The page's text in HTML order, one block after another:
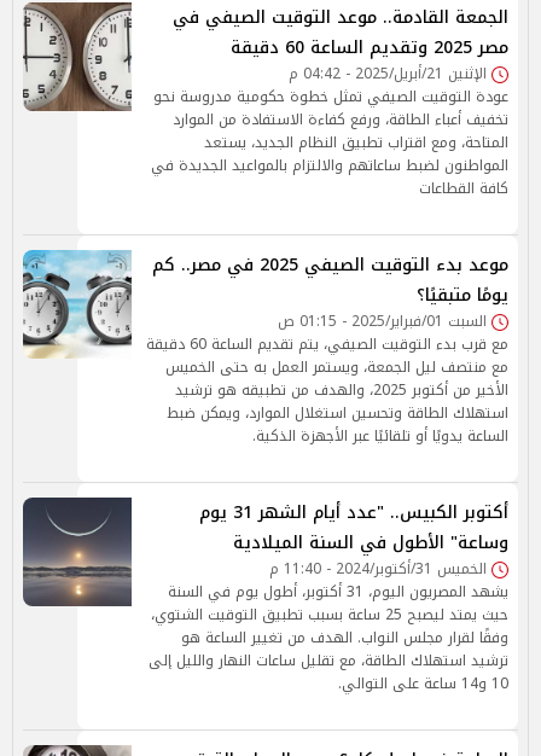
الجمعة القادمة.. موعد التوقيت الصيفي في
مصر 2025 وتقديم الساعة 60 دقيقة
الإثنين 21/أبريل/2025 - 04:42 م
عودة التوقيت الصيفي تمثل خطوة حكومية مدروسة نحو
تخفيف أعباء الطاقة، ورفع كفاءة الاستفادة من الموارد
المتاحة، ومع اقتراب تطبيق النظام الجديد، يستعد
المواطنون لضبط ساعاتهم والالتزام بالمواعيد الجديدة في
كافة القطاعات
موعد بدء التوقيت الصيفي 2025 في مصر.. كم
يومًا متبقيًا؟
السبت 01/فبراير/2025 - 01:15 ص
مع قرب بدء التوقيت الصيفي، يتم تقديم الساعة 60 دقيقة
مع منتصف ليل الجمعة، ويستمر العمل به حتى الخميس
الأخير من أكتوبر 2025، والهدف من تطبيقه هو ترشيد
استهلاك الطاقة وتحسين استغلال الموارد، ويمكن ضبط
الساعة يدويًا أو تلقائيًا عبر الأجهزة الذكية.
أكتوبر الكبيس.. "عدد أيام الشهر 31 يوم
وساعة" الأطول في السنة الميلادية
الخميس 31/أكتوبر/2024 - 11:40 م
يشهد المصريون اليوم، 31 أكتوبر، أطول يوم في السنة
حيث يمتد ليصبح 25 ساعة بسبب تطبيق التوقيت الشتوي،
وفقًا لقرار مجلس النواب. الهدف من تغيير الساعة هو
ترشيد استهلاك الطاقة، مع تقليل ساعات النهار والليل إلى
10 و14 ساعة على التوالي.